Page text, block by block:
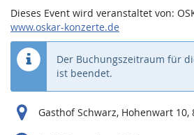
Dieses Event wird veranstaltet von:
www.oskar-konzerte.de
Der Buchungszeitraum für
ist beendet.
Gasthof Schwarz, Hohenwart